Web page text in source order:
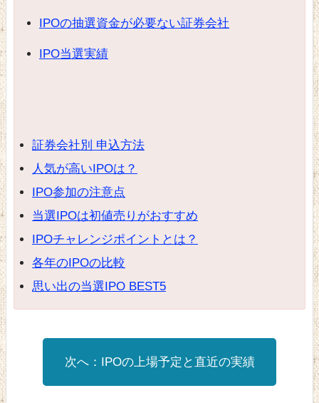
IPOの抽選資金が必要ない証券会社
IPO当選実績
証券会社別 申込方法
人気が高いIPOは？
IPO参加の注意点
当選IPOは初値売りがおすすめ
IPOチャレンジポイントとは？
各年のIPOの比較
思い出の当選IPO BEST5
IPOの上場予定と直近の実績